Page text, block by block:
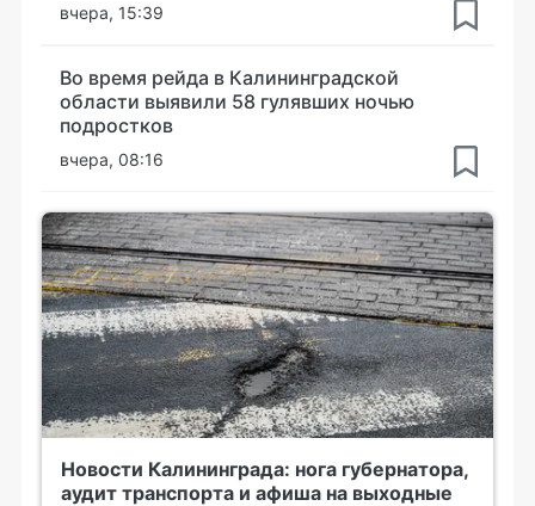
вчера, 15:39
Во время рейда в Калининградской
области выявили 58 гулявших ночью
подростков
вчера, 08:16
Новости Калининграда: нога губернатора,
аудит транспорта и афиша на выходные